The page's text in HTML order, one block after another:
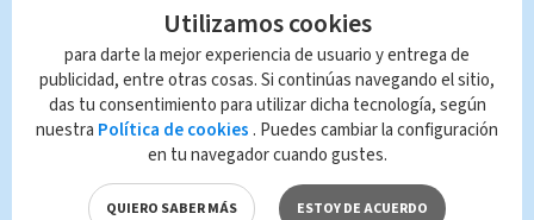
Nassr y hace polémicos gestos al
regañarlos | VIDEO
Utilizamos cookies
para darte la mejor experiencia de usuario y entrega de
publicidad, entre otras cosas. Si continúas navegando el sitio,
das tu consentimiento para utilizar dicha tecnología, según
nuestra Política de cookies . Puedes cambiar la configuración
en tu navegador cuando gustes.
QUIERO SABER MÁS ESTOY DE ACUERDO